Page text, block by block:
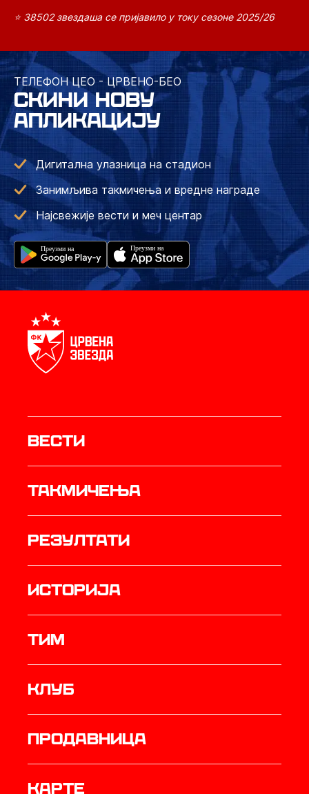
⭐ 38502 звездаша се пријавило у току сезоне 2025/26
ТЕЛЕФОН ЦЕО - ЦРВЕНО-БЕО
СКИНИ НОВУ
АПЛИКАЦИЈУ
Дигитална улазница на стадион
Занимљива такмичења и вредне награде
Најсвежије вести и меч центар
Вести
Такмичења
резултати
историја
ТИМ
Клуб
продавница
Карте